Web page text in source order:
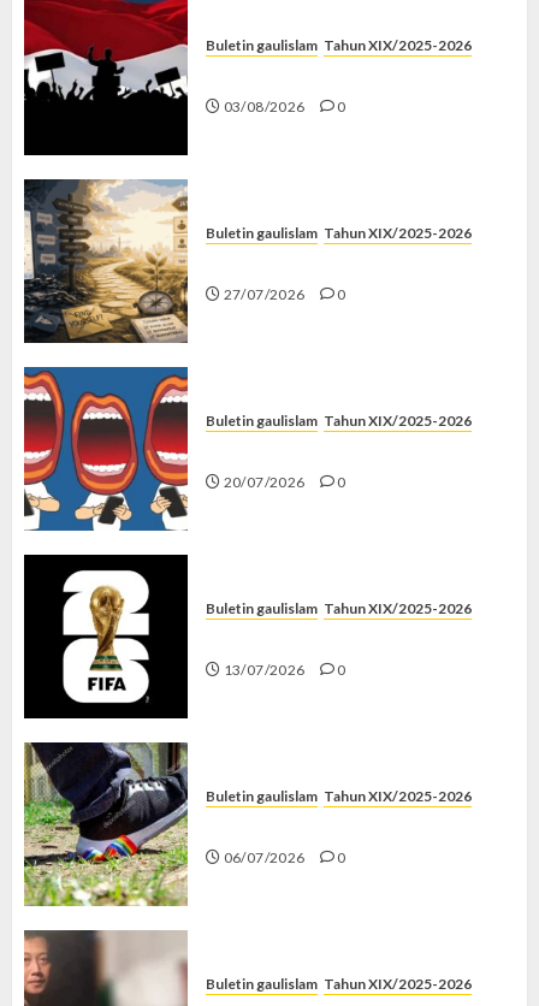
Buletin gaulislam Tahun XIX/2025-2026
03/08/2026 0
Buletin gaulislam Tahun XIX/2025-2026
27/07/2026 0
Buletin gaulislam Tahun XIX/2025-2026
20/07/2026 0
Buletin gaulislam Tahun XIX/2025-2026
13/07/2026 0
Buletin gaulislam Tahun XIX/2025-2026
06/07/2026 0
Buletin gaulislam Tahun XIX/2025-2026